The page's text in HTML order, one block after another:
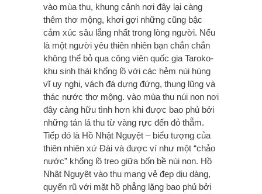
vào mùa thu, khung cảnh nơi đây lại càng
thêm thơ mộng, khơi gợi những cũng bậc
cảm xúc sâu lắng nhất trong lòng người. Nếu
là một người yêu thiên nhiên bạn chắn chắn
không thể bỏ qua công viên quốc gia Taroko-
khu sinh thái khổng lồ với các hẻm núi hùng
vĩ uy nghi, vách đá dựng đứng, thung lũng và
thác nước thơ mộng. vào mùa thu núi non nơi
đây càng hữu tình hơn khi được bao phủ bởi
những tán lá thu từ vàng rực đến đỏ thẵm.
Tiếp đó là Hồ Nhật Nguyệt – biểu tượng của
thiên nhiên xứ Đài và được ví như một “chảo
nước” khổng lồ treo giữa bốn bề núi non. Hồ
Nhật Nguyệt vào thu mang vẻ đẹp dịu dàng,
quyến rũ với mặt hồ phẳng lặng bao phủ bởi